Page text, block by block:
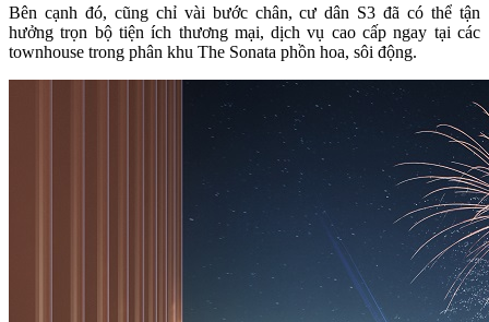
Bên cạnh đó, cũng chỉ vài bước chân, cư dân S3 đã có thể tận
hưởng trọn bộ tiện ích thương mại, dịch vụ cao cấp ngay tại các
townhouse trong phân khu The Sonata phồn hoa, sôi động.